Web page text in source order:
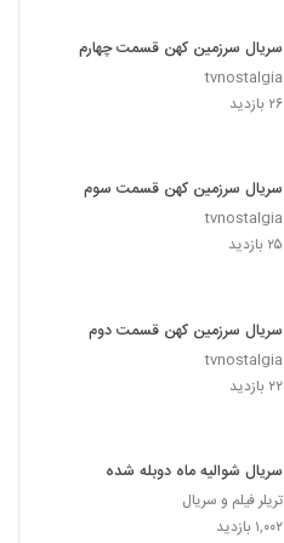
سریال سرزمین کهن قسمت چهارم
tvnostalgia
۲۶ بازدید
سریال سرزمین کهن قسمت سوم
tvnostalgia
۲۵ بازدید
سریال سرزمین کهن قسمت دوم
tvnostalgia
۲۲ بازدید
سریال شوالیه ماه دوبله شده
تریلر فیلم و سریال
۱,۰۰۲ بازدید